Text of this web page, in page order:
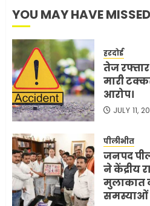
YOU MAY HAVE MISSED
हरदोई
तेज
मारी
आरोप।
JULY 11,
पीलीभीत
जनपद
ने केंद्रीय
मुलाकात
समस्याओं